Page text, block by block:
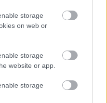
storage
on web or
storage
website or app.
storage